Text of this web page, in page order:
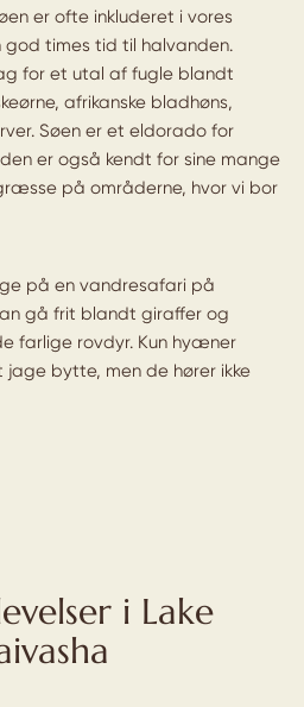
er ofte inkluderet i vores
times tid til halvanden.
for et utal af fugle blandt
afrikanske bladhøns,
Søen er et eldorado for
er også kendt for sine mange
på områderne, hvor vi bor
på en vandresafari på
gå frit blandt giraffer og
farlige rovdyr. Kun hyæner
bytte, men de hører ikke
i Lake